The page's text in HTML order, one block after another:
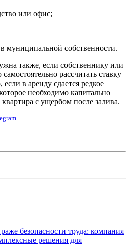
или офис;
муниципальной собственности.
также, если собственнику или
рассчитать ставку
в аренду сдается редкое
необходимо капитально
с ущербом после залива.
.